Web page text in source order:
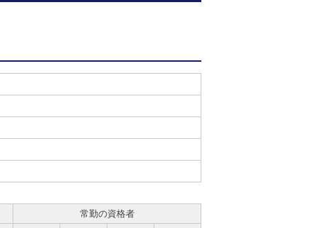
常勤の資格者